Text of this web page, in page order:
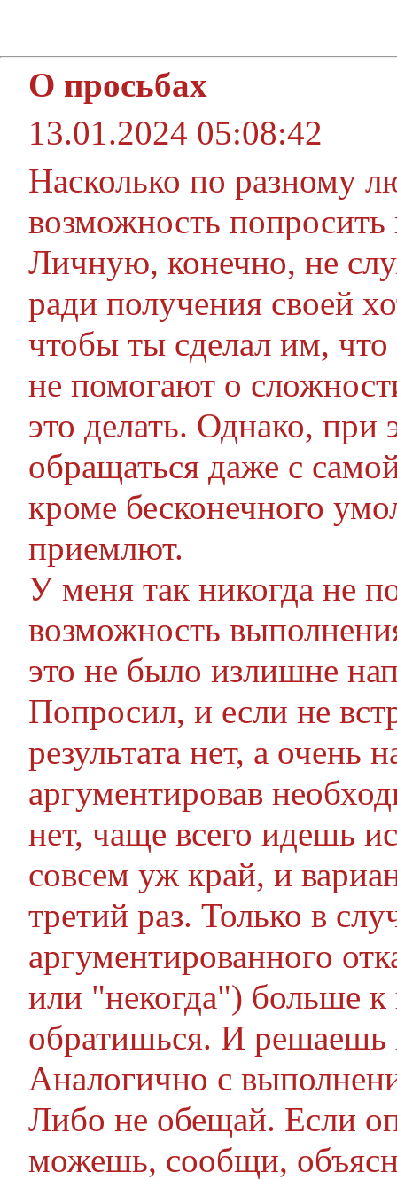
О просьбах
13.01.2024 05:08:42
Насколько по разному
возможность
Личную, конечно, не
ради получения своей
чтобы ты сделал им,
не помогают о
это делать. Однако,
обращаться даже с
кроме бесконечного
приемлют.
У меня так никогда не
возможность
это не было излишне
Попросил, и если не
результата нет, а очень
аргументировав
нет, чаще всего идешь
совсем уж край, и
третий раз. Только в
аргументированного
или "некогда") больше
обратишься. И решаешь
Аналогично с
Либо не обещай. Если
можешь, сообщи,